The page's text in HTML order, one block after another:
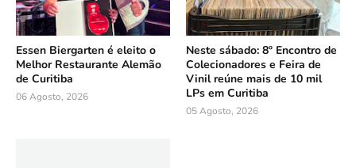
Essen Biergarten é eleito o
Melhor Restaurante Alemão
de Curitiba
06 Agosto, 2026
Neste sábado: 8º Encontro de
Colecionadores e Feira de
Vinil reúne mais de 10 mil
LPs em Curitiba
05 Agosto, 2026